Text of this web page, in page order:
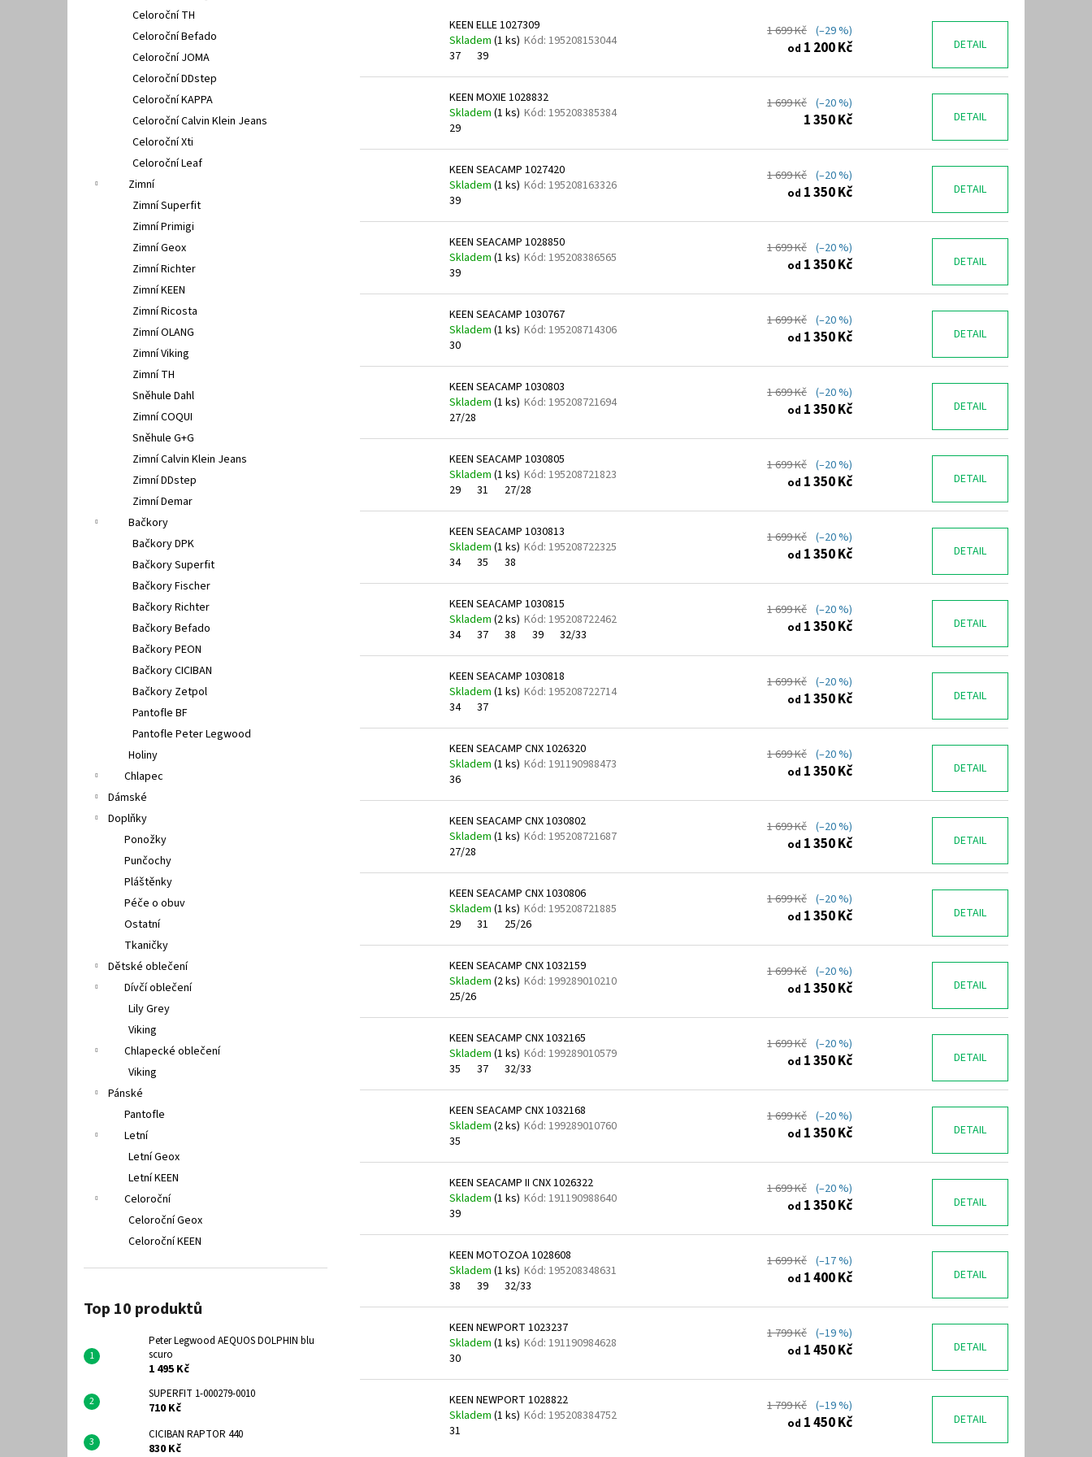
Celoroční TH
Celoroční Befado
Celoroční JOMA
Celoroční DDstep
Celoroční KAPPA
Celoroční Calvin Klein Jeans
Celoroční Xti
Celoroční Leaf
Zimní
Zimní Superfit
Zimní Primigi
Zimní Geox
Zimní Richter
Zimní KEEN
Zimní Ricosta
Zimní OLANG
Zimní Viking
Zimní TH
Sněhule Dahl
Zimní COQUI
Sněhule G+G
Zimní Calvin Klein Jeans
Zimní DDstep
Zimní Demar
Bačkory
Bačkory DPK
Bačkory Superfit
Bačkory Fischer
Bačkory Richter
Bačkory Befado
Bačkory PEON
Bačkory CICIBAN
Bačkory Zetpol
Pantofle BF
Pantofle Peter Legwood
Holiny
Chlapec
Dámské
Doplňky
Ponožky
Punčochy
Pláštěnky
Péče o obuv
Ostatní
Tkaničky
Dětské oblečení
Dívčí oblečení
Lily Grey
Viking
Chlapecké oblečení
Viking
Pánské
Pantofle
Letní
Letní Geox
Letní KEEN
Celoroční
Celoroční Geox
Celoroční KEEN
Top 10 produktů
Peter Legwood AEQUOS DOLPHIN blu
scuro
1 495 Kč
SUPERFIT 1-000279-0010
710 Kč
CICIBAN RAPTOR 440
830 Kč
i
r
k
KEEN ELLE 1027309
Skladem (1 ks) Kód: 195208153044
37
39
1 699 Kč (–29 %)
od 1 200 Kč DETAIL
KEEN MOXIE 1028832
Skladem (1 ks) Kód: 195208385384
29
1 699 Kč (–20 %)
1 350 Kč DETAIL
KEEN SEACAMP 1027420
Skladem (1 ks) Kód: 195208163326
39
1 699 Kč (–20 %)
od 1 350 Kč DETAIL
KEEN SEACAMP 1028850
Skladem (1 ks) Kód: 195208386565
39
1 699 Kč (–20 %)
od 1 350 Kč DETAIL
KEEN SEACAMP 1030767
Skladem (1 ks) Kód: 195208714306
30
1 699 Kč (–20 %)
od 1 350 Kč DETAIL
KEEN SEACAMP 1030803
Skladem (1 ks) Kód: 195208721694
27/28
1 699 Kč (–20 %)
od 1 350 Kč DETAIL
KEEN SEACAMP 1030805
Skladem (1 ks) Kód: 195208721823
29
31 27/28
1 699 Kč (–20 %)
od 1 350 Kč DETAIL
KEEN SEACAMP 1030813
Skladem (1 ks) Kód: 195208722325
34
35 38
1 699 Kč (–20 %)
od 1 350 Kč DETAIL
KEEN SEACAMP 1030815
Skladem (2 ks) Kód: 195208722462
34
37 38 39 32/33
1 699 Kč (–20 %)
od 1 350 Kč DETAIL
KEEN SEACAMP 1030818
Skladem (1 ks) Kód: 195208722714
34
37
1 699 Kč (–20 %)
od 1 350 Kč DETAIL
KEEN SEACAMP CNX 1026320
Skladem (1 ks) Kód: 191190988473
36
1 699 Kč (–20 %)
od 1 350 Kč DETAIL
KEEN SEACAMP CNX 1030802
Skladem (1 ks) Kód: 195208721687
27/28
1 699 Kč (–20 %)
od 1 350 Kč DETAIL
KEEN SEACAMP CNX 1030806
Skladem (1 ks) Kód: 195208721885
29
31 25/26
1 699 Kč (–20 %)
od 1 350 Kč DETAIL
KEEN SEACAMP CNX 1032159
Skladem (2 ks) Kód: 199289010210
25/26
1 699 Kč (–20 %)
od 1 350 Kč DETAIL
KEEN SEACAMP CNX 1032165
Skladem (1 ks) Kód: 199289010579
35
37 32/33
1 699 Kč (–20 %)
od 1 350 Kč DETAIL
KEEN SEACAMP CNX 1032168
Skladem (2 ks) Kód: 199289010760
35
1 699 Kč (–20 %)
od 1 350 Kč DETAIL
KEEN SEACAMP II CNX 1026322
Skladem (1 ks) Kód: 191190988640
39
1 699 Kč (–20 %)
od 1 350 Kč DETAIL
KEEN MOTOZOA 1028608
Skladem (1 ks) Kód: 195208348631
38
39 32/33
1 699 Kč (–17 %)
od 1 400 Kč DETAIL
KEEN NEWPORT 1023237
Skladem (1 ks) Kód: 191190984628
30
1 799 Kč (–19 %)
od 1 450 Kč DETAIL
KEEN NEWPORT 1028822
Skladem (1 ks) Kód: 195208384752
31
1 799 Kč (–19 %)
od 1 450 Kč DETAIL